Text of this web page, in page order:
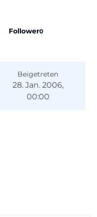
Follower0
Beigetreten
28. Jan. 2006,
00:00